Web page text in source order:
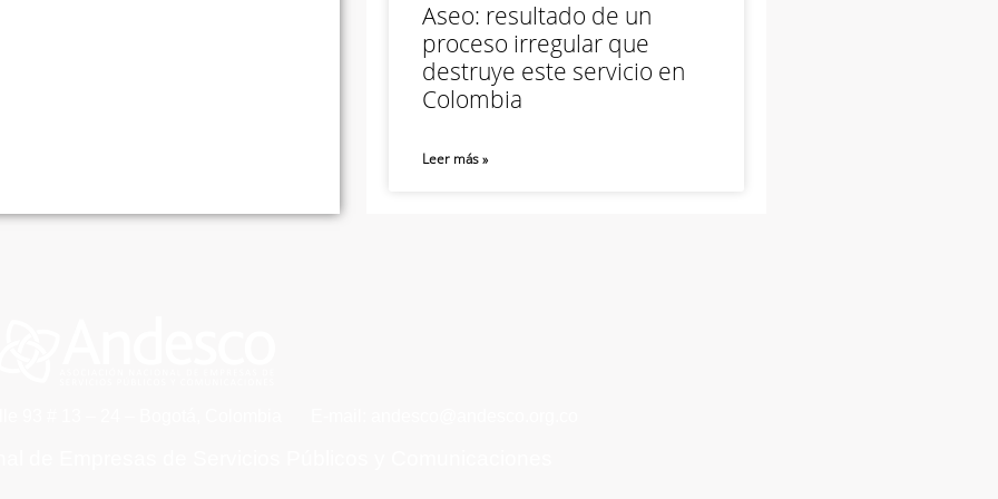
Aseo: resultado de un
proceso irregular que
destruye este servicio en
Colombia
Leer más »